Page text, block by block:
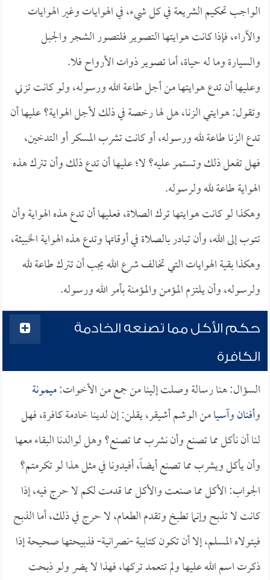
الواجب تحكيم الشريعة في كل شيء، في الهوايات وغير الهوايات
والآراء، فإذا كانت هوايتها التصوير فلتصور الشجر والجبل
والسيارة وما له حياة، أما تصوير ذوات الأرواح فلا.
وعليها أن تدع هوايتها من أجل طاعة الله ورسوله، ولو كانت تزني
وتقول: هوايتي الزنا، هل لها رخصة في ذلك لأجل الهواية؟ عليها أن
تدع الزنا طاعة لله ورسوله، أو كانت تشرب المسكر أو التدخين،
فهل تفعل ذلك وتستمر عليه؟ لا؛ عليها أن تدع ذلك وأن تترك هذه
الهواية طاعة لله ولرسوله.
وهكذا لو كانت هوايتها ترك الصلاة، فعليها أن تدع هذه الهواية وأن
تتوب إلى الله، وأن تبادر بالصلاة في أوقاتها وتدع هذه الهواية الخبيثة،
وهكذا بقية الهوايات التي تخالف شرع الله يجب أن تترك طاعة لله
ولرسوله، وأن يلتزم المؤمن والمؤمنة بأمر الله ورسوله.
حكم الأكل مما تصنعه الخادمة
الكافرة
السؤال: هنا رسالة وصلت إلينا من جمع من الأخوات:ميمونة
وأفنانوآسيامن الوشم أشيقر، يقلن: إن لدينا خادمة كافرة، فهل
لنا أن نأكل مما تصنع وأن نشرب مما تصنع؟ وهل لوالدنا البقاء معها
وأن يأكل ويشرب مما تصنع أيضاً، أفيدونا في مثل هذا لو تكرمتم؟
الجواب: الأكل مما صنعت والأكل مما قدمت لكم لا حرج فيه، إذا
كانت لا تذبح وإنما تطبخ وتقدم الطعام، لا حرج في ذلك، أما الذبح
فيتولاه المسلم، إلا أن تكون كتابية -نصرانية- فذبيحتها صحيحة إذا
ذكرت اسم الله عليها ولم تتعمد تركها، فهذا لا يضر ولو ذبحت